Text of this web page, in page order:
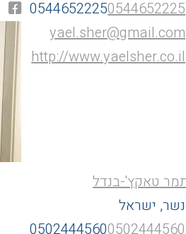
תל אביב יפו, ישראל
05446335940544633594
05446335940544633594
יעל שר